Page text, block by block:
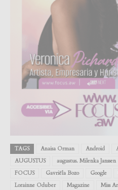
TAGS Anaisa Orman Android
AUGUSTUS
augustus. Milenka Janssen
FOCUS
Gavriëla Bozo Google
Lorainne Oduber
Magazine Miss